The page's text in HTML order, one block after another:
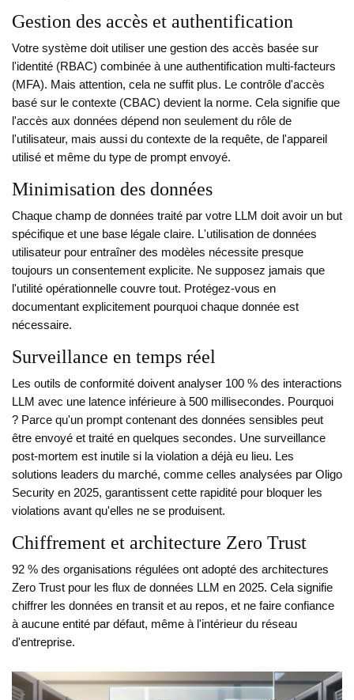
Gestion des accès et authentification
Votre système doit utiliser une gestion des accès basée sur
l'identité (RBAC) combinée à une authentification multi-facteurs
(MFA). Mais attention, cela ne suffit plus. Le contrôle d'accès
basé sur le contexte (CBAC) devient la norme. Cela signifie que
l'accès aux données dépend non seulement du rôle de
l'utilisateur, mais aussi du contexte de la requête, de l'appareil
utilisé et même du type de prompt envoyé.
Minimisation des données
Chaque champ de données traité par votre LLM doit avoir un but
spécifique et une base légale claire. L'utilisation de données
utilisateur pour entraîner des modèles nécessite presque
toujours un consentement explicite. Ne supposez jamais que
l'utilité opérationnelle couvre tout. Protégez-vous en
documentant explicitement pourquoi chaque donnée est
nécessaire.
Surveillance en temps réel
Les outils de conformité doivent analyser 100 % des interactions
LLM avec une latence inférieure à 500 millisecondes. Pourquoi
? Parce qu'un prompt contenant des données sensibles peut
être envoyé et traité en quelques secondes. Une surveillance
post-mortem est inutile si la violation a déjà eu lieu. Les
solutions leaders du marché, comme celles analysées par Oligo
Security en 2025, garantissent cette rapidité pour bloquer les
violations avant qu'elles ne se produisent.
Chiffrement et architecture Zero Trust
92 % des organisations régulées ont adopté des architectures
Zero Trust pour les flux de données LLM en 2025. Cela signifie
chiffrer les données en transit et au repos, et ne faire confiance
à aucune entité par défaut, même à l'intérieur du réseau
d'entreprise.